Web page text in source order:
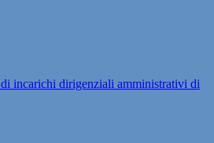
incarichi dirigenziali amministrativi di